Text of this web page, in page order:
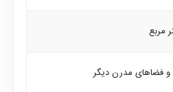
و فضاهای مدرن دیگر